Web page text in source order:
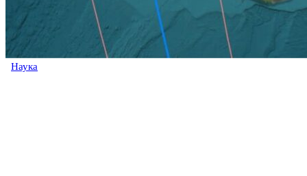
Наука